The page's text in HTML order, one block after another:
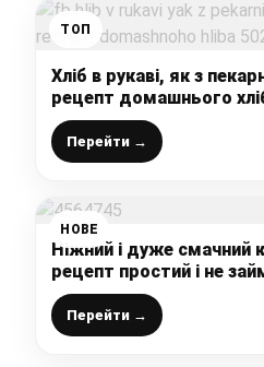
ТОП
Хліб в рукаві, як з
рецепт домашнього
Перейти →
НОВЕ
Ніжний і дуже смачний
рецепт простий і не
результат вас потішить
Перейти →